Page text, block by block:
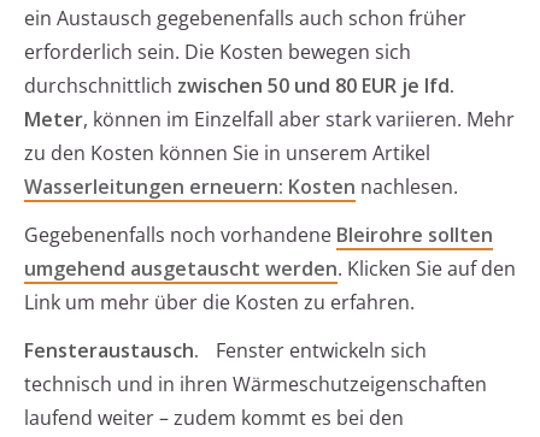
ein Austausch gegebenenfalls auch schon früher
erforderlich sein. Die Kosten bewegen sich
durchschnittlich zwischen 50 und 80 EUR je lfd.
Meter, können im Einzelfall aber stark variieren. Mehr
zu den Kosten können Sie in unserem Artikel
Wasserleitungen erneuern: Kosten nachlesen.
Gegebenenfalls noch vorhandene Bleirohre sollten
umgehend ausgetauscht werden. Klicken Sie auf den
Link um mehr über die Kosten zu erfahren.
Fensteraustausch.
Fenster entwickeln sich
technisch und in ihren Wärmeschutzeigenschaften
laufend weiter – zudem kommt es bei den